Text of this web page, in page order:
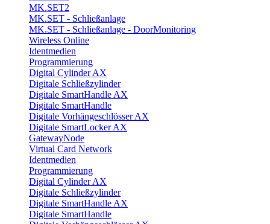
MK.SET2
MK.SET - Schließanlage
MK.SET - Schließanlage - DoorMonitoring
Wireless Online
Identmedien
Programmierung
Digital Cylinder AX
Digitale Schließzylinder
Digitale SmartHandle AX
Digitale SmartHandle
Digitale Vorhängeschlösser AX
Digitale SmartLocker AX
GatewayNode
Virtual Card Network
Identmedien
Programmierung
Digital Cylinder AX
Digitale Schließzylinder
Digitale SmartHandle AX
Digitale SmartHandle